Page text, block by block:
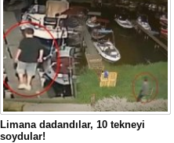
Limana dadandılar, 10 tekneyi
soydular!